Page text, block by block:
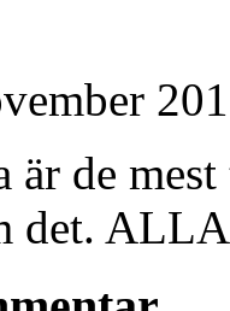
är de
det.